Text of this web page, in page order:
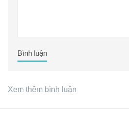
Bình luận
Xem thêm bình luận